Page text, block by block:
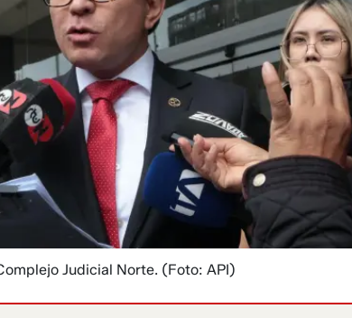
Judicial Norte. (Foto: API)